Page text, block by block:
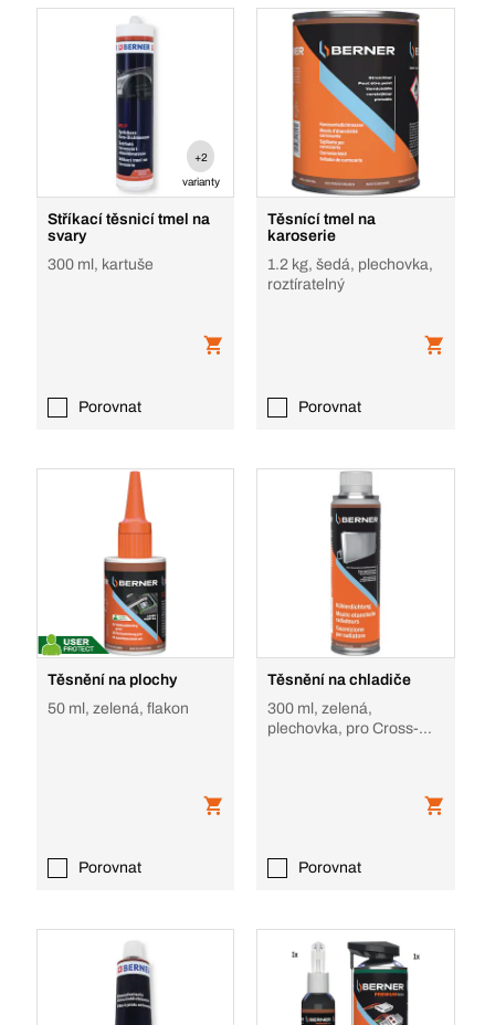
+2
varianty
Stříkací těsnicí tmel na
svary
300 ml, kartuše
Porovnat
Těsnící tmel na
karoserie
1.2 kg, šedá, plechovka,
roztíratelný
Porovnat
Těsnění na plochy
50 ml, zelená, flakon
Porovnat
Těsnění na chladiče
300 ml, zelená,
plechovka, pro Cross-
Porovnat